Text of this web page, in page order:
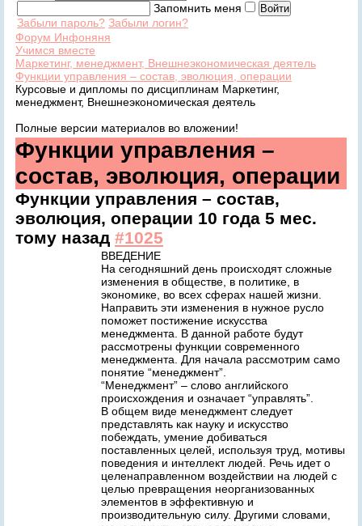
Запомнить меня
Забыли пароль? Забыли логин?
Форум Инфоняня
Учимся вместе
Маркетинг, менеджмент, Внешнеэкономическая деятель
Функции управления – состав, эволюция, операции
Курсовые и дипломы по дисциплинам Маркетинг,
менеджмент, Внешнеэкономическая деятель
Полные версии материалов во вложении!
Функции управления –
состав, эволюция, операции
Функции управления – состав,
эволюция, операции 10 года 5 мес.
тому назад #1025
ВВЕДЕНИЕ
На сегодняшний день происходят сложные
изменения в обществе, в политике, в
экономике, во всех сферах нашей жизни.
Направить эти изменения в нужное русло
поможет постижение искусства
менеджмента. В данной работе будут
рассмотрены функции современного
менеджмента. Для начала рассмотрим само
понятие “менеджмент”.
“Менеджмент” – слово английского
происхождения и означает “управлять”.
В общем виде менеджмент следует
представлять как науку и искусство
побеждать, умение добиваться
поставленных целей, используя труд, мотивы
поведения и интеллект людей. Речь идет о
целенаправленном воздействии на людей с
целью превращения неорганизованных
элементов в эффективную и
производительную силу. Другими словами,